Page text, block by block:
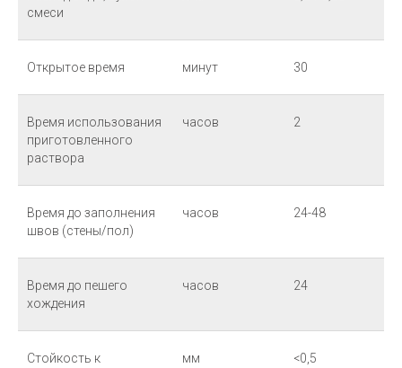
смеси
Открытое время минут 30
Время использования
приготовленного
раствора
часов 2
Время до заполнения
швов (стены/пол)
часов 24-48
Время до пешего
хождения
часов 24
Стойкость к
мм <0,5